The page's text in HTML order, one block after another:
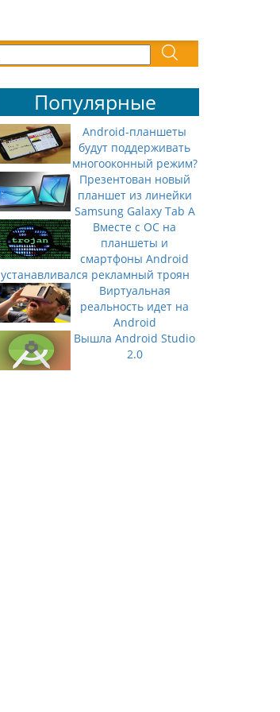
Популярные
Android-планшеты
будут поддерживать
многооконный режим?
Презентован новый
планшет из линейки
Samsung Galaxy Tab A
Вместе с ОС на
планшеты и
смартфоны Android
устанавливался рекламный троян
Виртуальная
реальность идет на
Android
Вышла Android Studio
2.0